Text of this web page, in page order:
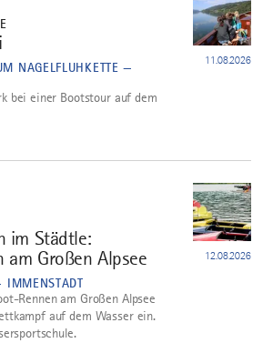
NAGELFLUHKETTE —
11.08.2026
bei einer Bootstour auf dem
im Städtle:
am Großen Alpsee
12.08.2026
Rennen am Großen Alpsee
auf dem Wasser ein.